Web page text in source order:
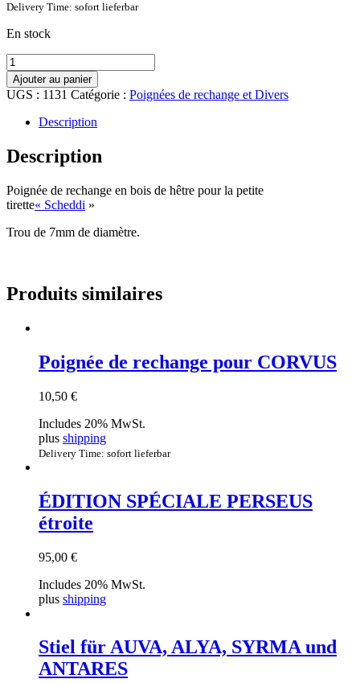
Delivery Time: sofort lieferbar
En stock
quantité
de
Poignée
de
rechange
SCHEDDI
Ajouter au panier
UGS : 1131 Catégorie : Poignées de rechange et Divers
Description
Description
Poignée de rechange en bois de hêtre pour la petite
tirette« Scheddi »
Trou de 7mm de diamètre.
Produits similaires
Poignée de rechange pour CORVUS
10,50 €
Includes 20% MwSt.
plus shipping
Delivery Time: sofort lieferbar
ÉDITION SPÉCIALE PERSEUS
étroite
95,00 €
Includes 20% MwSt.
plus shipping
Stiel für AUVA, ALYA, SYRMA und
ANTARES